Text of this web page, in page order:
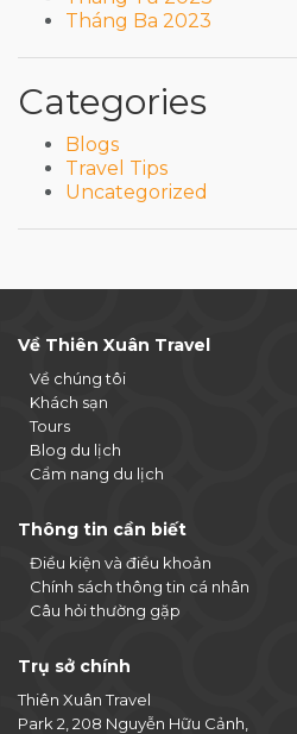
Tháng Ba 2023
Categories
Blogs
Travel Tips
Uncategorized
Về Thiên Xuân Travel
Về chúng tôi
Khách sạn
Tours
Blog du lịch
Cẩm nang du lịch
Thông tin cần biết
Điều kiện và điều khoản
Chính sách thông tin cá nhân
Câu hỏi thường gặp
Trụ sở chính
Thiên Xuân Travel
Park 2, 208 Nguyễn Hữu Cảnh,